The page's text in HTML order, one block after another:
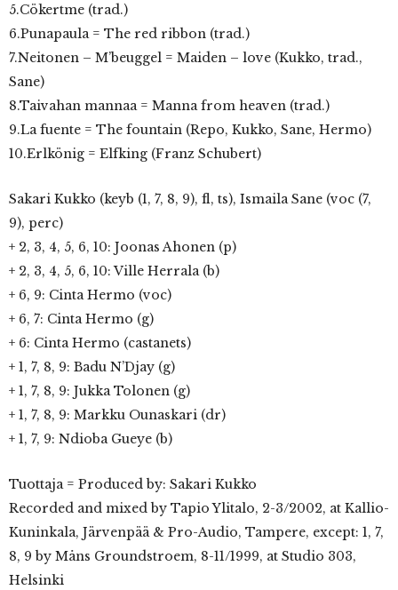
5.Cökertme (trad.)
6.Punapaula = The red ribbon (trad.)
7.Neitonen – M’beuggel = Maiden – love (Kukko, trad.,
Sane)
8.Taivahan mannaa = Manna from heaven (trad.)
9.La fuente = The fountain (Repo, Kukko, Sane, Hermo)
10.Erlkönig = Elfking (Franz Schubert)
Sakari Kukko (keyb (1, 7, 8, 9), fl, ts), Ismaila Sane (voc (7,
9), perc)
+ 2, 3, 4, 5, 6, 10: Joonas Ahonen (p)
+ 2, 3, 4, 5, 6, 10: Ville Herrala (b)
+ 6, 9: Cinta Hermo (voc)
+ 6, 7: Cinta Hermo (g)
+ 6: Cinta Hermo (castanets)
+ 1, 7, 8, 9: Badu N’Djay (g)
+ 1, 7, 8, 9: Jukka Tolonen (g)
+ 1, 7, 8, 9: Markku Ounaskari (dr)
+ 1, 7, 9: Ndioba Gueye (b)
Tuottaja = Produced by: Sakari Kukko
Recorded and mixed by Tapio Ylitalo, 2-3/2002, at Kallio-
Kuninkala, Järvenpää & Pro-Audio, Tampere, except: 1, 7,
8, 9 by Måns Groundstroem, 8-11/1999, at Studio 303,
Helsinki